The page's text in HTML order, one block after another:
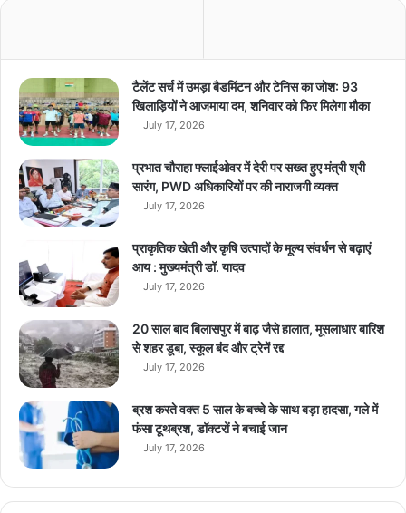
1
के
प्री
-
र्ड
र
प
x
रि
ड
पॉ
लि
सी
श
की
टैलेंट सर्च में उमड़ा बैडमिंटन और टेनिस का जोश: 93
खिलाड़ियों ने आजमाया दम, शनिवार को फिर मिलेगा मौका
July 17, 2026
प्रभात चौराहा फ्लाईओवर में देरी पर सख्त हुए मंत्री श्री
सारंग, PWD अधिकारियों पर की नाराजगी व्यक्त
July 17, 2026
प्राकृतिक खेती और कृषि उत्पादों के मूल्य संवर्धन से बढ़ाएं
आय : मुख्यमंत्री डॉ. यादव
July 17, 2026
20 साल बाद बिलासपुर में बाढ़ जैसे हालात, मूसलाधार बारिश
से शहर डूबा, स्कूल बंद और ट्रेनें रद्द
July 17, 2026
ब्रश करते वक्त 5 साल के बच्चे के साथ बड़ा हादसा, गले में
फंसा टूथब्रश, डॉक्टरों ने बचाई जान
July 17, 2026